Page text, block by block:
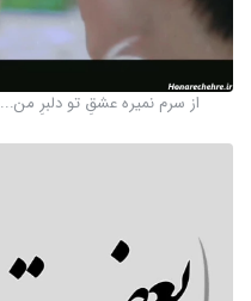
از سرم نمیره عشقِ تو دلبرِ من...l میکس سریال عشق پنهان l تقدیمی